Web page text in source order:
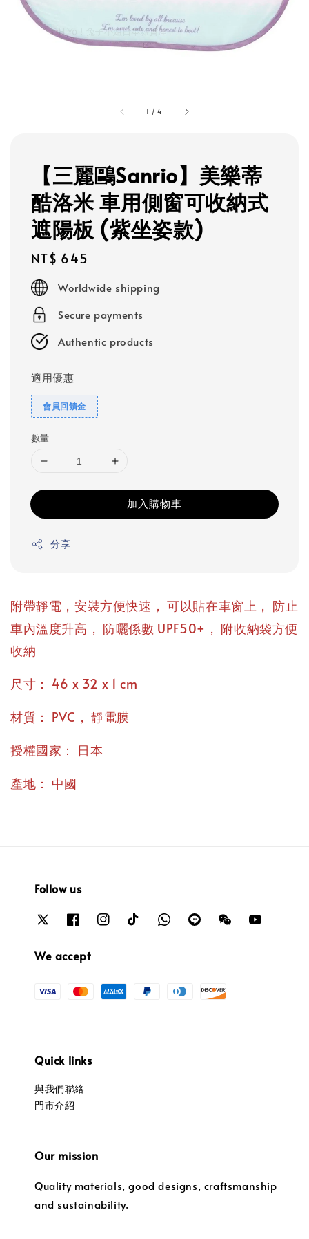
1 /4
【三麗鷗Sanrio】美樂蒂
酷洛米 車用側窗可收納式
遮陽板 (紫坐姿款)
Regular
price
NT$ 645
Worldwide shipping
Secure payments
Authentic products
適用優惠
會員回饋金
數量
加入購物車
分享
附帶靜電，安裝方便快速 ， 可以貼在車窗上 ， 防止
車內溫度升高 ， 防曬係數 UPF50+ ， 附收納袋方便
收納
尺寸 ： 46 x 32 x 1 cm
材質 ： PVC ， 靜電膜
授權國家 ： 日本
產地 ： 中國
Follow us
We accept
Quick links
與我們聯絡
門市介紹
Our mission
Quality materials, good designs, craftsmanship
and sustainability.